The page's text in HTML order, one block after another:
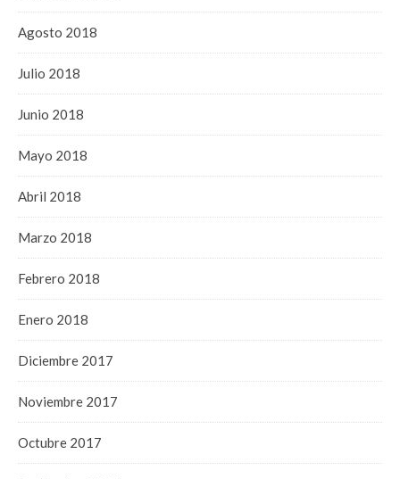
Agosto 2018
Julio 2018
Junio 2018
Mayo 2018
Abril 2018
Marzo 2018
Febrero 2018
Enero 2018
Diciembre 2017
Noviembre 2017
Octubre 2017